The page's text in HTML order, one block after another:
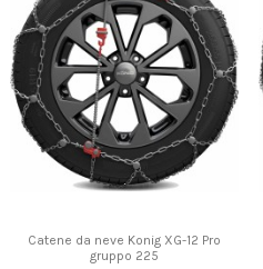
Catene da neve Konig XG-12 Pro
gruppo 225